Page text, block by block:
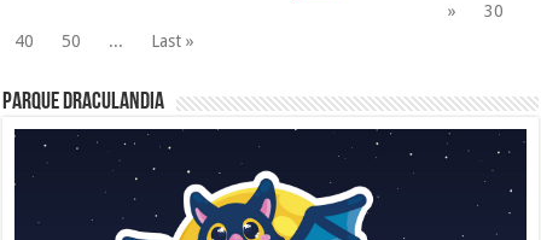
»
30
40
50 ... Last »
Parque Draculandia